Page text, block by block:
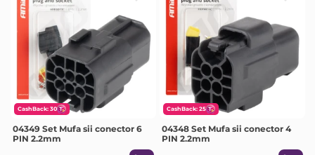
CashBack: 30
04349 Set Mufa sii conector 6
PIN 2.2mm
CashBack: 25
04348 Set Mufa sii conector 4
PIN 2.2mm